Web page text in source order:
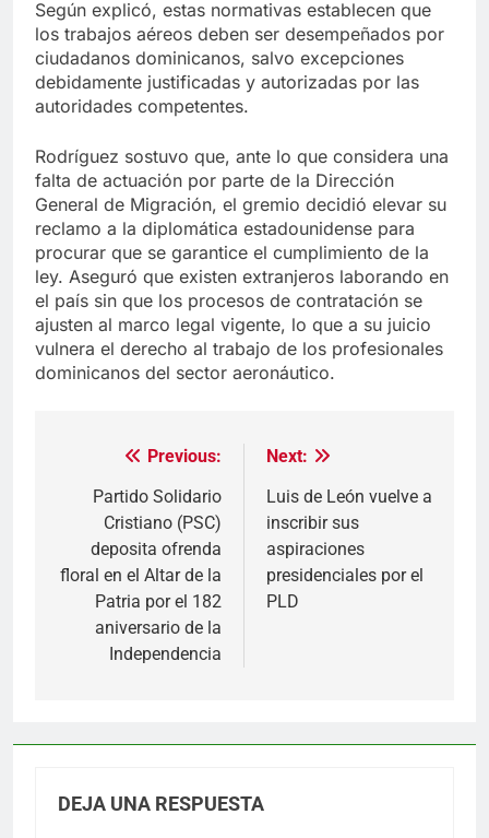
Según explicó, estas normativas establecen que
los trabajos aéreos deben ser desempeñados por
ciudadanos dominicanos, salvo excepciones
debidamente justificadas y autorizadas por las
autoridades competentes.
Rodríguez sostuvo que, ante lo que considera una
falta de actuación por parte de la Dirección
General de Migración, el gremio decidió elevar su
reclamo a la diplomática estadounidense para
procurar que se garantice el cumplimiento de la
ley. Aseguró que existen extranjeros laborando en
el país sin que los procesos de contratación se
ajusten al marco legal vigente, lo que a su juicio
vulnera el derecho al trabajo de los profesionales
dominicanos del sector aeronáutico.
Navegación
entradas
Previous:
Partido Solidario
Cristiano (PSC)
deposita ofrenda
floral en el Altar de la
Patria por el 182
aniversario de la
Independencia
Next:
Luis de León vuelve a
inscribir sus
aspiraciones
presidenciales por el
PLD
DEJA UNA RESPUESTA